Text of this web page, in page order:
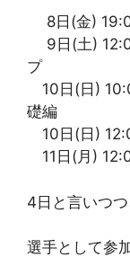
8日(金)
9日(土)
プ
10日(日)
礎編
10日(日)
11日(月)
4日と言いつ
選手として参